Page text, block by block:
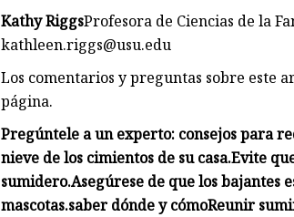
Kathy RiggsProfesora de Ciencias de la
kathleen.riggs@usu.edu
Los comentarios y preguntas sobre este
página.
Pregúntele a un experto: consejos para
nieve de los cimientos de su casa.Evite
sumidero.Asegúrese de que los bajantes
mascotas.saber dónde y cómoReunir